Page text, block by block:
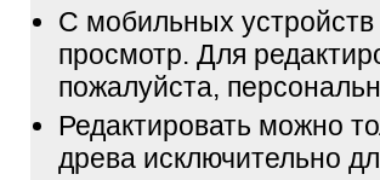
С мобильных устройств
просмотр. Для
пожалуйста,
Редактировать можно
древа исключительно